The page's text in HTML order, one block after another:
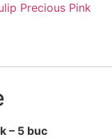
Precious Pink
– 5 buc